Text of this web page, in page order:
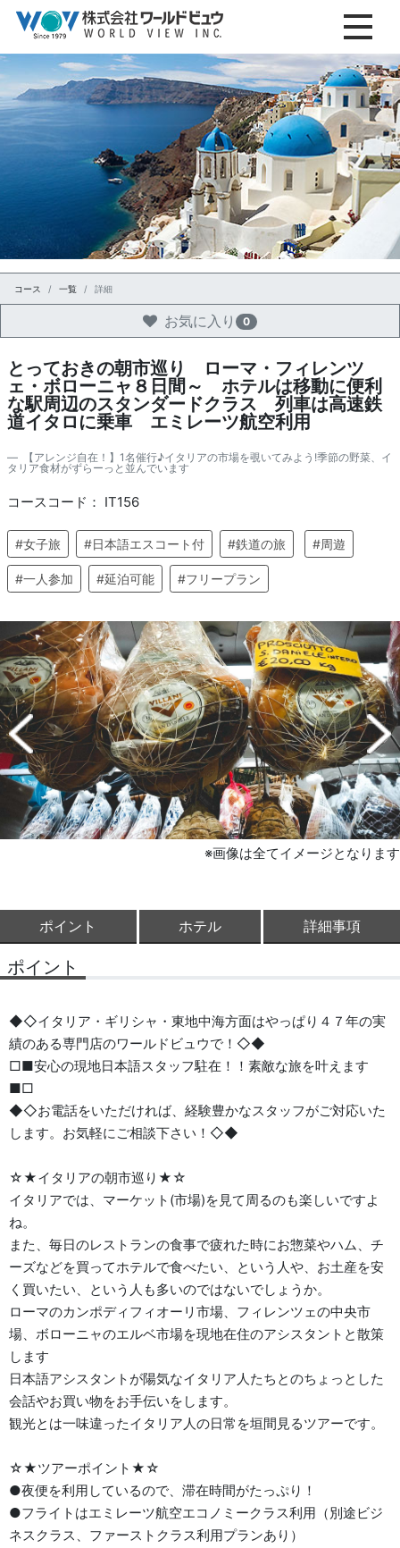
コース 一覧 詳細
お気に入り 0
とっておきの朝市巡り ローマ・フィレンツ
ェ・ボローニャ８日間～ ホテルは移動に便利
な駅周辺のスタンダードクラス 列車は高速鉄
道イタロに乗車 エミレーツ航空利用
【アレンジ自在！】1名催行♪イタリアの市場を覗いてみよう!季節の野菜、イ
タリア食材がずらーっと並んでいます
コースコード： IT156
#女子旅 #日本語エスコート付 #鉄道の旅 #周遊
#一人参加 #延泊可能 #フリープラン
※画像は全てイメージとなります
ポイント ホテル 詳細事項
ポイント
◆◇イタリア・ギリシャ・東地中海方面はやっぱり４７年の実
績のある専門店のワールドビュウで！◇◆
□■安心の現地日本語スタッフ駐在！！素敵な旅を叶えます
■□
◆◇お電話をいただければ、経験豊かなスタッフがご対応いた
します。お気軽にご相談下さい！◇◆
☆★イタリアの朝市巡り★☆
イタリアでは、マーケット(市場)を見て周るのも楽しいですよ
ね。
また、毎日のレストランの食事で疲れた時にお惣菜やハム、チ
ーズなどを買ってホテルで食べたい、という人や、お土産を安
く買いたい、という人も多いのではないでしょうか。
ローマのカンポディフィオーリ市場、フィレンツェの中央市
場、ボローニャのエルベ市場を現地在住のアシスタントと散策
します
日本語アシスタントが陽気なイタリア人たちとのちょっとした
会話やお買い物をお手伝いをします。
観光とは一味違ったイタリア人の日常を垣間見るツアーです。
☆★ツアーポイント★☆
●夜便を利用しているので、滞在時間がたっぷり！
●フライトはエミレーツ航空エコノミークラス利用（別途ビジ
ネスクラス、ファーストクラス利用プランあり）